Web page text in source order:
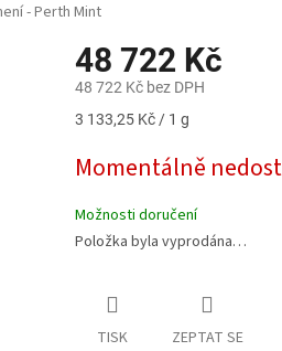
- Perth Mint
48 722 Kč
48 722 Kč bez DPH
Měrná
3 133,25 Kč / 1 g
Momentálně
Možnosti doručení
Položka byla vyprodána…
TISK ZEPTAT SE